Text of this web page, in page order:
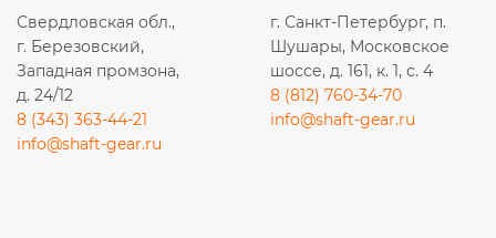
Свердловская обл.,
г. Березовский,
Западная промзона,
д. 24/12
8 (343) 363-44-21
info@shaft-gear.ru
г. Санкт-Петербург, п.
Шушары, Московское
шоссе, д. 161, к. 1, с. 4
8 (812) 760-34-70
info@shaft-gear.ru